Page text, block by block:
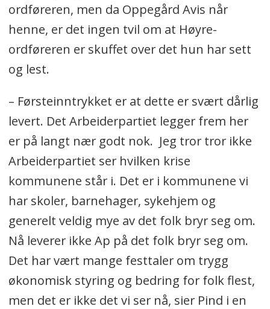
ordføreren, men da Oppegård Avis når
henne, er det ingen tvil om at Høyre-
ordføreren er skuffet over det hun har sett
og lest.
– Førsteinntrykket er at dette er svært dårlig
levert. Det Arbeiderpartiet legger frem her
er på langt nær godt nok. Jeg tror tror ikke
Arbeiderpartiet ser hvilken krise
kommunene står i. Det er i kommunene vi
har skoler, barnehager, sykehjem og
generelt veldig mye av det folk bryr seg om.
Nå leverer ikke Ap på det folk bryr seg om.
Det har vært mange festtaler om trygg
økonomisk styring og bedring for folk flest,
men det er ikke det vi ser nå, sier Pind i en